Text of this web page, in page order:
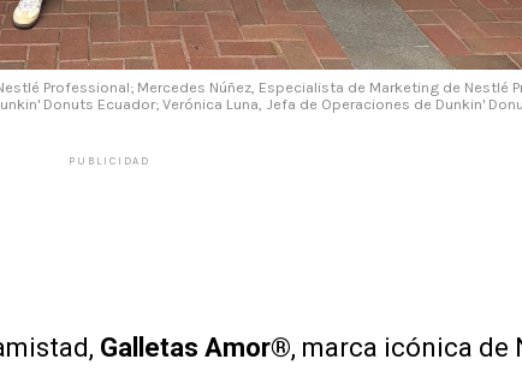
Professional; Mercedes Núñez, Especialista de Marketing de Nestlé
Donuts Ecuador; Verónica Luna, Jefa de Operaciones de Dunkin'
PUBLICIDAD
Galletas Amor®, marca icónica de